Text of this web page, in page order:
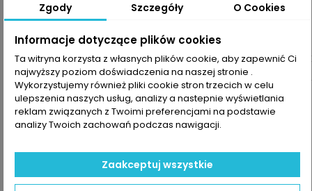
Uwaga :
Prawa
Strona |
TwinTurbo
0060
0060
997.123.014.74
997.123.014.AX
997.123.014.X
Dane zawarte w tabeli mogą odbiegać od rzeczywistości.
Dokładamy wszelkich starań aby jednak tak nie było.
Najlepszym kryterium doboru części jest sprawdzenie
Zgody Szczegóły O Cookies
Informacje dotyczące plików cookies
Ta witryna korzysta z własnych plików cookie, aby zapewnić Ci
najwyższy poziom doświadczenia na naszej stronie .
Wykorzystujemy również pliki cookie stron trzecich w celu
ulepszenia naszych usług, analizy a nastepnie wyświetlania
reklam związanych z Twoimi preferencjami na podstawie
analizy Twoich zachowań podczas nawigacji.
Zaakceptuj wszystkie